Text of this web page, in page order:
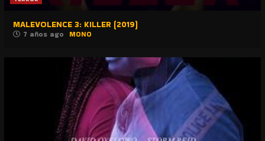
MALEVOLENCE 3: KILLER (2019)
7 años ago MONO